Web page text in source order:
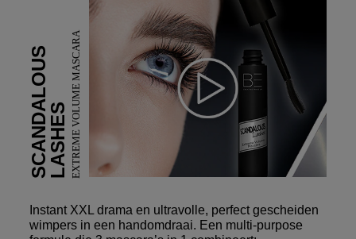
Instant XXL drama en ultravolle, perfect gescheiden
wimpers in een handomdraai. Een multi-purpose
SCANDALOUSLASHESEXTREME VOLUME MASCARA